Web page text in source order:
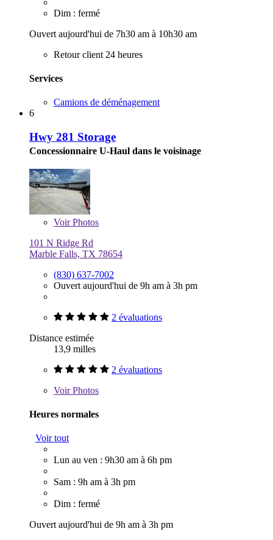
Dim : fermé
Ouvert aujourd'hui de 7h30 am à 10h30 am
Retour client 24 heures
Services
Camions de déménagement
6
Hwy 281 Storage
Concessionnaire U-Haul dans le voisinage
VoirPhotos
101 N Ridge Rd
Marble Falls, TX 78654
(830) 637-7002
Ouvert aujourd'hui de 9h am à 3h pm
2 évaluations
Distance estimée
13,9 milles
2 évaluations
VoirPhotos
Heures normales
Voir tout
Lun au ven : 9h30 am à 6h pm
Sam : 9h am à 3h pm
Dim : fermé
Ouvert aujourd'hui de 9h am à 3h pm